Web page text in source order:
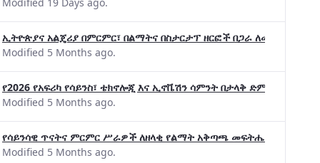
ኢትዮጵያና አልጄሪያ በምርምር፣ በልማትና በስታርታፕ ዘርፎች በጋራ ለመስራት መከሩ፡፡
Modified 5 Months ago.
የ2026 የአፍሪካ የሳይንስ፣ ቴክኖሎጂ እና ኢኖቬሽን ሳምንት በታላቅ ድምቀት
Modified 5 Months ago.
የሳይንሳዊ ጥናትና ምርምር ሥራዎች ለዘላቂ የልማት አቅጣጫ መፍትሔ ጠቋሚ
Modified 5 Months ago.